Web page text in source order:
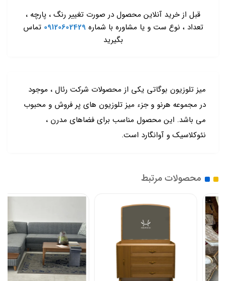
قبل از خرید آنلاین محصول در صورت تغییر رنگ ، پارچه ،
تعداد ، نوع ست و یا مشاوره با شماره09120602429 تماس
بگیرید
میز تلوزیون بوگاتی یکی از محصولات شرکت رئال ، موجود
در مجموعه هرنو و جزء میز تلوزیون های پر فروش و محبوب
می باشد. این محصول مناسب برای فضاهای مدرن ،
نئوکلاسیک و آوانگارد است.
محصولات مرتبط